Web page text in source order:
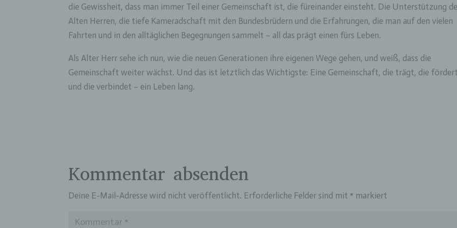
die Gewissheit, dass man immer Teil einer Gemeinschaft ist, die füreinander einsteht. Die Unterstützung
Alten Herren, die tiefe Kameradschaft mit den Bundesbrüdern und die Erfahrungen, die man auf den vielen
Fahrten und in den alltäglichen Begegnungen sammelt – all das prägt einen fürs Leben.
Als Alter Herr sehe ich nun, wie die neuen Generationen ihre eigenen Wege gehen, und weiß, dass die
Gemeinschaft weiter wächst. Und das ist letztlich das Wichtigste: Eine Gemeinschaft, die trägt, die fördert
und die verbindet – ein Leben lang.
Kommentar absenden
Deine E-Mail-Adresse wird nicht veröffentlicht. Erforderliche Felder sind mit * markiert
Person beziehen, zu bewerten, insbesondere, um Aspekte bezüglich
Arbeitsleistung, wirtschaftlicher Lage, Gesundheit, persönlicher
Interessen, Zuverlässigkeit, Verhalten, Aufenthaltsort oder
dieser natürlichen Person zu analysieren oder vorherzusagen.
Pseudonymisierung ist die Verarbeitung personenbezogener Daten in
Verantwortlicher oder für die Verarbeitung Verantwortlicher ist die
Stelle, die allein oder gemeinsam mit anderen über die Zwecke und